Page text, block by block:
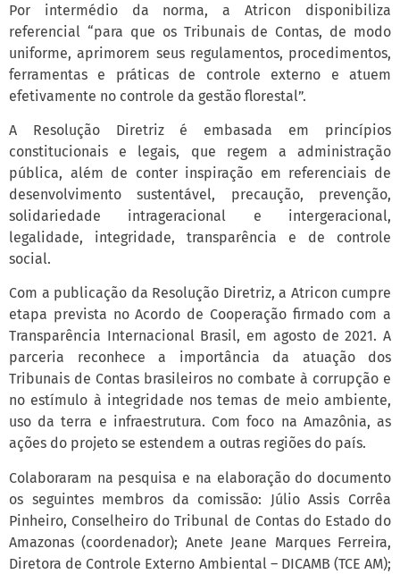
Por intermédio da norma, a Atricon disponibiliza
referencial “para que os Tribunais de Contas, de modo
uniforme, aprimorem seus regulamentos, procedimentos,
ferramentas e práticas de controle externo e atuem
efetivamente no controle da gestão florestal”.
A Resolução Diretriz é embasada em princípios
constitucionais e legais, que regem a administração
pública, além de conter inspiração em referenciais de
desenvolvimento sustentável, precaução, prevenção,
solidariedade intrageracional e intergeracional,
legalidade, integridade, transparência e de controle
social.
Com a publicação da Resolução Diretriz, a Atricon cumpre
etapa prevista no Acordo de Cooperação firmado com a
Transparência Internacional Brasil, em agosto de 2021. A
parceria reconhece a importância da atuação dos
Tribunais de Contas brasileiros no combate à corrupção e
no estímulo à integridade nos temas de meio ambiente,
uso da terra e infraestrutura. Com foco na Amazônia, as
ações do projeto se estendem a outras regiões do país.
Colaboraram na pesquisa e na elaboração do documento
os seguintes membros da comissão: Júlio Assis Corrêa
Pinheiro, Conselheiro do Tribunal de Contas do Estado do
Amazonas (coordenador); Anete Jeane Marques Ferreira,
Diretora de Controle Externo Ambiental – DICAMB (TCE AM);